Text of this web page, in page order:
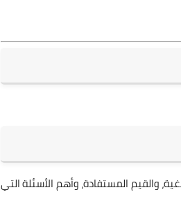
والقيم المستفادة، وأهم الأسئلة التي